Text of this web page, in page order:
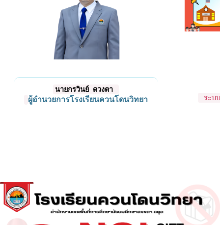
นายกรวินย์ ดวงตา
ผู้อำนวยการโรงเรียนควนโดนวิทยา ระบ